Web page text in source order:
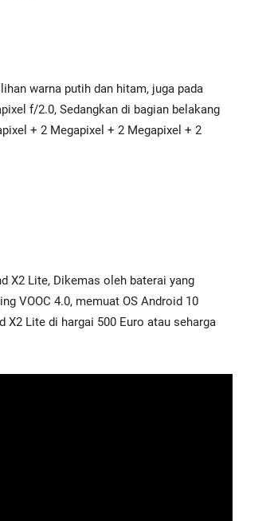
warna putih dan hitam, juga pada
f/2.0, Sedangkan di bagian belakang
+ 2 Megapixel + 2 Megapixel + 2
X2 Lite, Dikemas oleh baterai yang
VOOC 4.0, memuat OS Android 10
X2 Lite di hargai 500 Euro atau seharga